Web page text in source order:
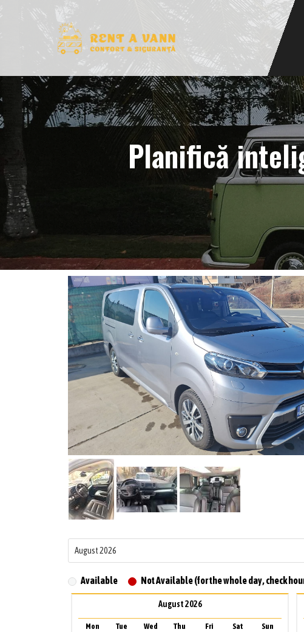
Planifică
Available Not Available (for the whole day, check
August 2026
Mon Tue Wed Thu Fri Sat Sun